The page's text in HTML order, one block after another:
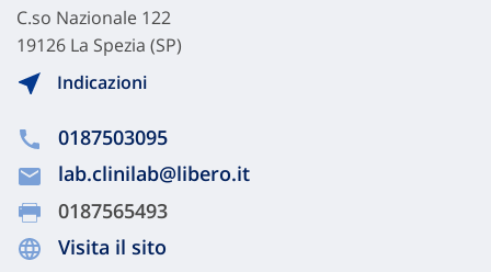
C.so Nazionale 122
19126 La Spezia (SP)
Indicazioni
0187503095
lab.clinilab@libero.it
0187565493
Visita il sito